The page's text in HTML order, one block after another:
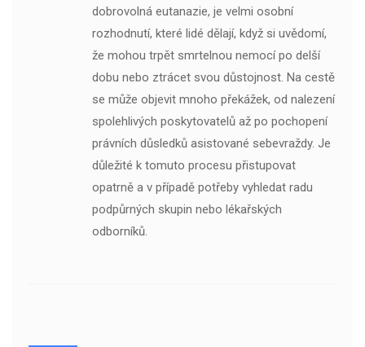
dobrovolná eutanazie, je velmi osobní
rozhodnutí, které lidé dělají, když si uvědomí,
že mohou trpět smrtelnou nemocí po delší
dobu nebo ztrácet svou důstojnost. Na cestě
se může objevit mnoho překážek, od nalezení
spolehlivých poskytovatelů až po pochopení
právních důsledků asistované sebevraždy. Je
důležité k tomuto procesu přistupovat
opatrně a v případě potřeby vyhledat radu
podpůrných skupin nebo lékařských
odborníků.